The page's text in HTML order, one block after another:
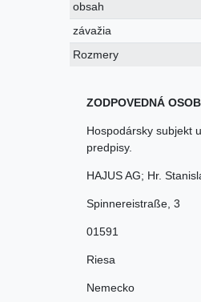
obsah
závažia
Rozmery
ZODPOVEDNÁ
Hospodársky subjekt
predpisy.
HAJUS AG; Hr.
Spinnereistraße 3
01591
Riesa
Nemecko